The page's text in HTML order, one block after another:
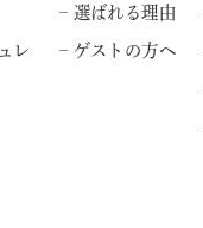
レ
– 選ばれる理由
– ゲストの方へ